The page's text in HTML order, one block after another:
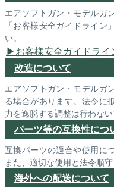
エアソフトガン・モデルガ
「お客様安全ガイドライン
い。
お客様安全ガイドライ
改造について
エアソフトガン・モデルガ
る場合があります。法令に
力を逸脱する調整は行わない
パーツ等の互換性につ
互換パーツの適合や使用に
また、適切な使用と法令順
海外への配送について